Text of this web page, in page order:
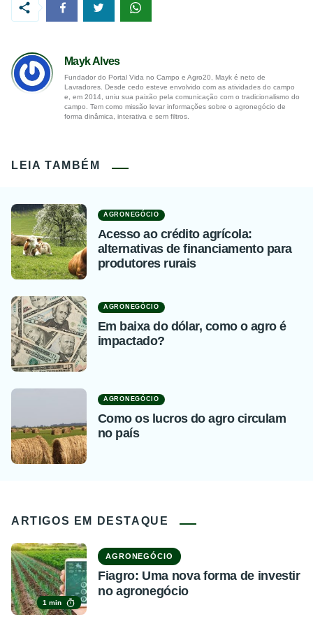
Mayk Alves
Fundador do Portal Vida no Campo e Agro20, Mayk é neto de
Lavradores. Desde cedo esteve envolvido com as atividades do campo
e, em 2014, uniu sua paixão pela comunicação com o tradicionalismo do
campo. Tem como missão levar informações sobre o agronegócio de
forma dinâmica, interativa e sem filtros.
LEIA TAMBÉM
AGRONEGÓCIO
Acesso ao crédito agrícola:
alternativas de financiamento para
produtores rurais
AGRONEGÓCIO
Em baixa do dólar, como o agro é
impactado?
AGRONEGÓCIO
Como os lucros do agro circulam
no país
ARTIGOS EM DESTAQUE
1 min
AGRONEGÓCIO
Fiagro: Uma nova forma de investir
no agronegócio